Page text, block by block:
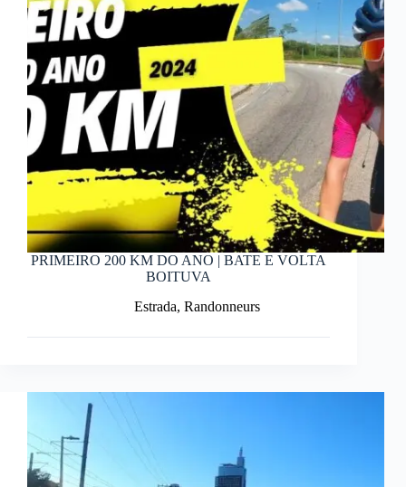
PRIMEIRO 200 KM DO ANO | BATE E VOLTA
BOITUVA
Estrada, Randonneurs